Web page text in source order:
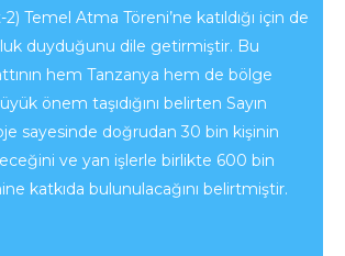
2) Temel Atma Töreni’ne katıldığı için de
duyduğunu dile getirmiştir. Bu
hem Tanzanya hem de bölge
önem taşıdığını belirten Sayın
sayesinde doğrudan 30 bin kişinin
ve yan işlerle birlikte 600 bin
katkıda bulunulacağını belirtmiştir.